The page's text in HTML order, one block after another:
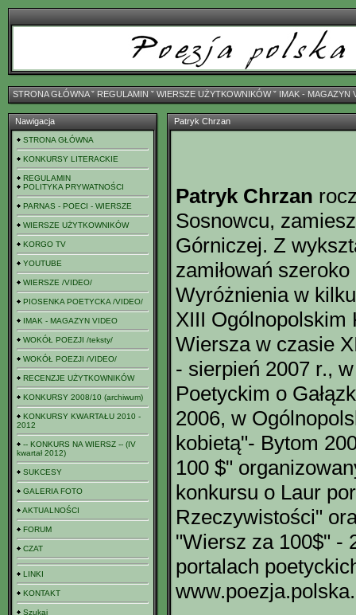
STRONA GŁÓWNAˇ REGULAMIN ˇ WIERSZE UŻYTKOWNIKÓWˇ IMAK - MAGAZYN
Nawigacja
STRONA GŁÓWNA
KONKURSY LITERACKIE
REGULAMIN
POLITYKA PRYWATNOŚCI
PARNAS - POECI - WIERSZE
WIERSZE UŻYTKOWNIKÓW
KORGO TV
YOUTUBE
WIERSZE /VIDEO/
PIOSENKA POETYCKA /VIDEO/
IMAK - MAGAZYN VIDEO
WOKÓŁ POEZJI /teksty/
WOKÓŁ POEZJI /VIDEO/
RECENZJE UŻYTKOWNIKÓW
KONKURSY 2008/10 (archiwum)
KONKURSY KWARTAŁU 2010 -
2012
-- KONKURS NA WIERSZ -- (IV
kwartał 2012)
SUKCESY
GALERIA FOTO
AKTUALNOŚCI
FORUM
CZAT
LINKI
KONTAKT
Szukaj
Patryk Chrzan
Patryk Chrzan
Sosnowcu,
Górniczej. Z
zamiłowań
Wyróżnienia w
XIII Ogólnopolskim
Wiersza w czasie
- sierpień 2007 r.,
Poetyckim o
2006, w
kobietą"- Bytom
100 $"
konkursu o Laur
Rzeczywistości"
"Wiersz za 100$" -
portalach